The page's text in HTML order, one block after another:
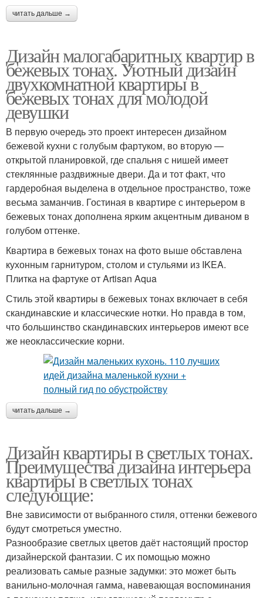
читать дальше →
Дизайн малогабаритных квартир в
бежевых тонах. Уютный дизайн
двухкомнатной квартиры в
бежевых тонах для молодой
девушки
В первую очередь это проект интересен дизайном
бежевой кухни с голубым фартуком, во вторую —
открытой планировкой, где спальня с нишей имеет
стеклянные раздвижные двери. Да и тот факт, что
гардеробная выделена в отдельное пространство, тоже
весьма заманчив. Гостиная в квартире с интерьером в
бежевых тонах дополнена ярким акцентным диваном в
голубом оттенке.
Квартира в бежевых тонах на фото выше обставлена
кухонным гарнитуром, столом и стульями из IKEA.
Плитка на фартуке от Artisan Aqua
Стиль этой квартиры в бежевых тонах включает в себя
скандинавские и классические нотки. Но правда в том,
что большинство скандинавских интерьеров имеют все
же неоклассические корни.
читать дальше →
Дизайн квартиры в светлых тонах.
Преимущества дизайна интерьера
квартиры в светлых тонах
следующие:
Вне зависимости от выбранного стиля, оттенки бежевого
будут смотреться уместно.
Разнообразие светлых цветов даёт настоящий простор
дизайнерской фантазии. С их помощью можно
реализовать самые разные задумки: это может быть
ванильно-молочная гамма, навевающая воспоминания